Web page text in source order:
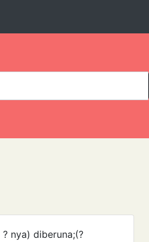
nya) diberuna;(?